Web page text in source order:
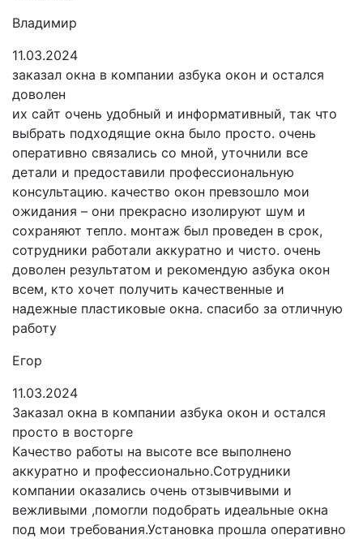
Владимир
11.03.2024
заказал окна в компании азбука окон и остался
доволен
их сайт очень удобный и информативный, так что
выбрать подходящие окна было просто. очень
оперативно связались со мной, уточнили все
детали и предоставили профессиональную
консультацию. качество окон превзошло мои
ожидания – они прекрасно изолируют шум и
сохраняют тепло. монтаж был проведен в срок,
сотрудники работали аккуратно и чисто. очень
доволен результатом и рекомендую азбука окон
всем, кто хочет получить качественные и
надежные пластиковые окна. спасибо за отличную
работу
Егор
11.03.2024
Заказал окна в компании азбука окон и остался
просто в восторге
Качество работы на высоте все выполнено
аккуратно и профессионально.Сотрудники
компании оказались очень отзывчивыми и
вежливыми ,помогли подобрать идеальные окна
под мои требования.Установка прошла оперативно